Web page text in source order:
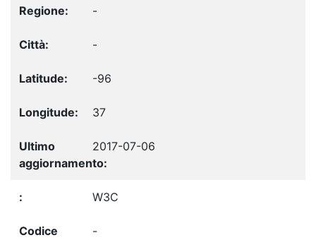
-
-
-96
37
2017-07-06
W3C
-